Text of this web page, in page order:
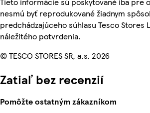
nesmú byť reprodukované žiadnym
predchádzajúceho súhlasu Tesco Stores
náležitého potvrdenia.
© TESCO STORES SR, a.s. 2026
Zatiaľ bez recenzií
Pomôžte ostatným zákazníkom